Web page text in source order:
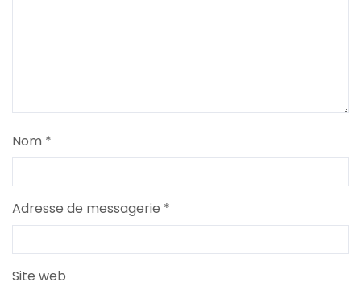
Nom *
Adresse de messagerie *
Site web